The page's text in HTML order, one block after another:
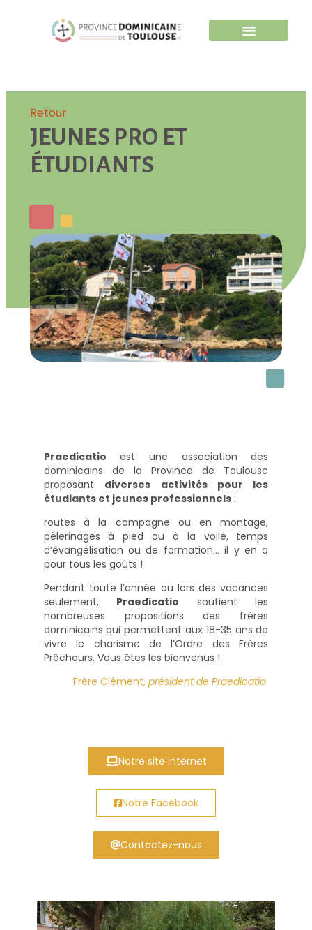
Retour
JEUNES PRO ET
ÉTUDIANTS
Praedicatio est une association des
dominicains de la Province de Toulouse
proposant diverses activités pour les
étudiants et jeunes professionnels:
routes à la campagne ou en montage,
pèlerinages à pied ou à la voile, temps
d’évangélisation ou de formation… il y en a
pour tous les goûts !
Pendant toute l’année ou lors des vacances
seulement, Praedicatio soutient les
nombreuses propositions des frères
dominicains qui permettent aux 18-35 ans de
vivre le charisme de l’Ordre des Frères
Prêcheurs. Vous êtes les bienvenus !
Frère Clément, président de Praedicatio.
Notre site internet
Notre Facebook
Contactez-nous